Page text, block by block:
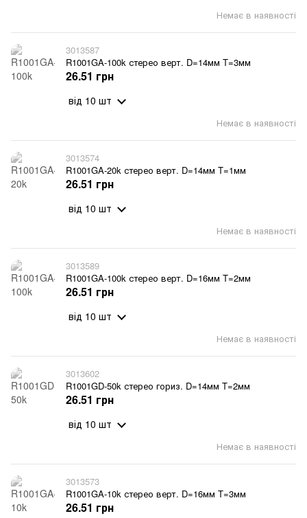
Немає в наявності
3013587
R1001GA-100k стерео верт. D=14мм T=3мм
Немає в наявності
26.51 грн
від 10 шт
3013574
R1001GA-20k стерео верт. D=14мм T=1мм
Немає в наявності
26.51 грн
від 10 шт
3013589
R1001GA-100k стерео верт. D=16мм T=2мм
Немає в наявності
26.51 грн
від 10 шт
3013602
R1001GD-50k стерео гориз. D=14мм T=2мм
Немає в наявності
26.51 грн
від 10 шт
3013573
R1001GA-10k стерео верт. D=16мм T=3мм
26.51 грн